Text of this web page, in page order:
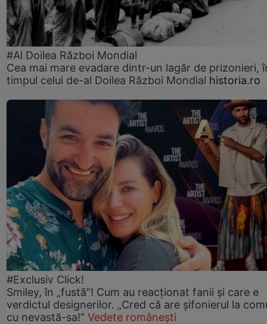
#Al Doilea Război Mondial
Cea mai mare evadare dintr-un lagăr de prizonieri,
timpul celui de-al Doilea Război Mondial historia.ro
#Exclusiv Click!
Smiley, în „fustă”! Cum au reacționat fanii și care e
verdictul designerilor. „Cred că are șifonierul la
cu nevastă-sa!” Vedete românești